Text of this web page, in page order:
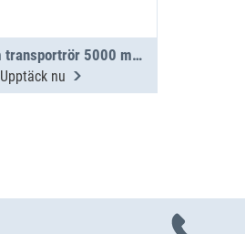
TopSystem transportrör 5000 mm 3 sektioner
Upptäck nu